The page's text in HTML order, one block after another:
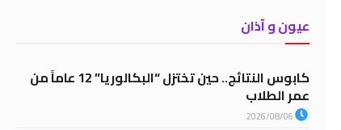
عيون و آذان
كابوس النتائج.. حين تختزل “البكالوريا” 12 عاماً من
عمر الطلاب
2026/08/06